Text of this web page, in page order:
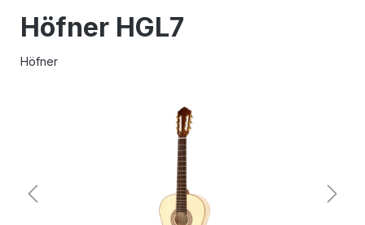
Höfner HGL7
Höfner